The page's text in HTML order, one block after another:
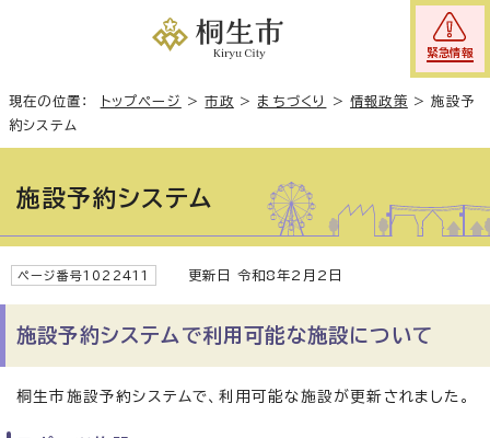
緊急情報
現在の位置： トップページ >市政 > まちづくり >情報政策 >施設予
約システム
施設予約システム
ページ番号1022411 更新日 令和8年2月2日
施設予約システムで利用可能な施設について
桐生市施設予約システムで、利用可能な施設が更新されました。